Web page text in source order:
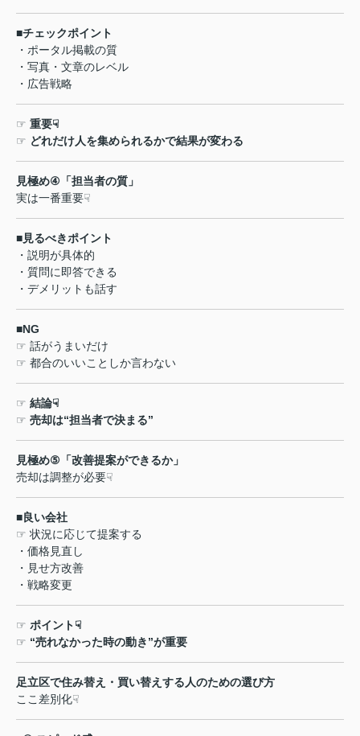
■チェックポイント
・ポータル掲載の質
・写真・文章のレベル
・広告戦略
☞ 重要☟
☞ どれだけ人を集められるかで結果が変わる
見極め④ 「担当者の質」
実は一番重要☟
■見るべきポイント
・説明が具体的
・質問に即答できる
・デメリットも話す
■NG
☞ 話がうまいだけ
☞ 都合のいいことしか言わない
☞ 結論☟
☞ 売却は“担当者で決まる”
見極め⑤ 「改善提案ができるか」
売却は調整が必要☟
■良い会社
☞ 状況に応じて提案する
・価格見直し
・見せ方改善
・戦略変更
☞ ポイント☟
☞ “売れなかった時の動き”が重要
足立区で住み替え・買い替えする人のための選び方
ここ差別化☟